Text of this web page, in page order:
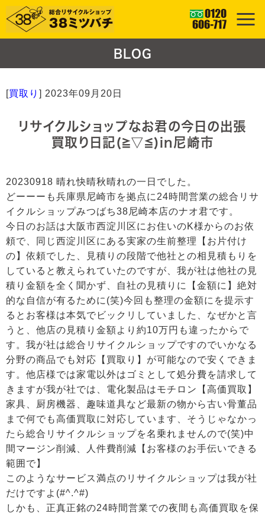
BLOG
[買取り ] 2023年09月20日
リサイクルショップなお君の今日の出張
買取り日記(≧▽≦)in尼崎市
20230918 晴れ快晴秋晴れの一日でした。
どーーーも兵庫県尼崎市を拠点に24時間営業の総合リサ
イクルショップみつばち38尼崎本店のナオ君です。
今日のお話は大阪市西淀川区にお住いのK様からのお依
頼で、同じ西淀川区にある実家の生前整理【お片付け
の】依頼でした、見積りの段階で他社との相見積もりを
していると教えられていたのですが、我が社は他社の見
積り金額を全く聞かず、自社の見積りに【金額に】絶対
的な自信が有るために(笑)今回も整理の金額にを提示す
るとお客様は本気でビックリしていました、なぜかと言
うと、他店の見積り金額より約10万円も違ったからで
す。我が社は総合リサイクルショップですのでいかなる
分野の商品でも対応【買取り】が可能なので安くできま
す。他店様では家電以外はゴミとして処分費を請求して
きますが我が社では、電化製品はモチロン【高価買取】
家具、厨房機器、趣味道具など最新の物から古い骨董品
まで何でも高価買取に対応しています、そうじゃなかっ
たら総合リサイクルショップを名乗れませんので(笑)中
間マージン削減、人件費削減【お客様のお手伝いできる
範囲で】
このようなサービス満点のリサイクルショップは我が社
だけですよ(#^.^#)
しかも、正真正銘の24時間営業での夜間も高価買取を保